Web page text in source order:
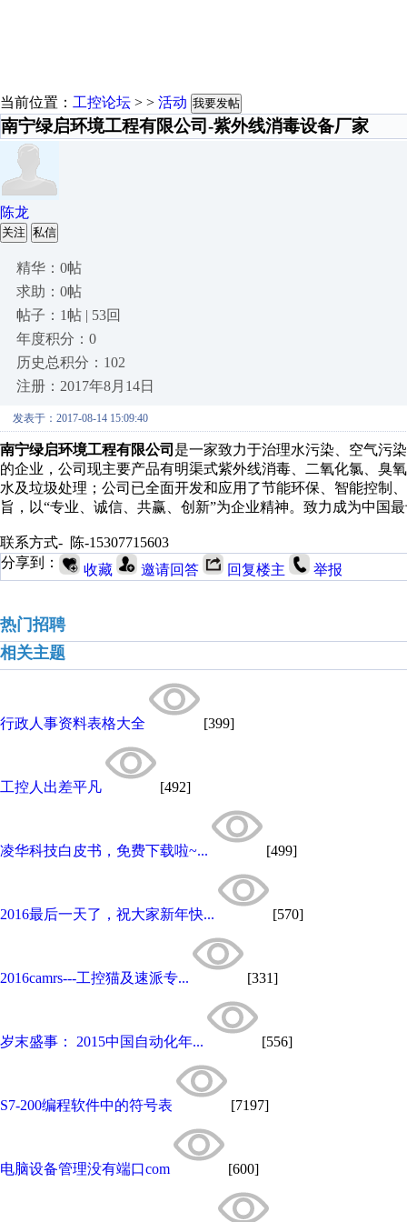
当前位置： 工控论坛 > > 活动 我要发帖
南宁绿启环境工程有限公司-紫外线消毒设备厂家
陈龙
关注 私信
精华：0帖
求助：0帖
帖子：1帖 | 53回
年度积分：0
历史总积分：102
注册：2017年8月14日
发表于：2017-08-14 15:09:40
南宁绿启环境工程有限公司 是一家致力于治理水污染、空气污
的企业，公司现主要产品有明渠式紫外线消毒、二氧化氯、臭
水及垃圾处理；公司已全面开发和应用了节能环保、智能控制
旨，以“专业、诚信、共赢、创新”为企业精神。致力成为中国
联系方式- 陈-15307715603
分享到：
收藏 邀请回答 回复楼主 举报
热门招聘
相关主题
行政人事资料表格大全 [399]
工控人出差平凡 [492]
凌华科技白皮书，免费下载啦~... [499]
2016最后一天了，祝大家新年快... [570]
2016camrs---工控猫及速派专... [331]
岁末盛事： 2015中国自动化年... [556]
S7-200编程软件中的符号表 [7197]
电脑设备管理没有端口com [600]